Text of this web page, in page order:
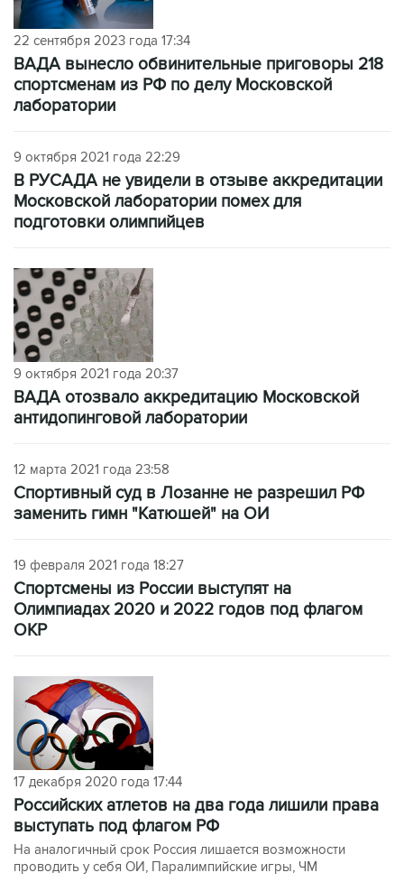
22 сентября 2023 года 17:34
ВАДА вынесло обвинительные приговоры 218
спортсменам из РФ по делу Московской
лаборатории
9 октября 2021 года 22:29
В РУСАДА не увидели в отзыве аккредитации
Московской лаборатории помех для
подготовки олимпийцев
9 октября 2021 года 20:37
ВАДА отозвало аккредитацию Московской
антидопинговой лаборатории
12 марта 2021 года 23:58
Спортивный суд в Лозанне не разрешил РФ
заменить гимн "Катюшей" на ОИ
19 февраля 2021 года 18:27
Спортсмены из России выступят на
Олимпиадах 2020 и 2022 годов под флагом
ОКР
17 декабря 2020 года 17:44
Российских атлетов на два года лишили права
выступать под флагом РФ
На аналогичный срок Россия лишается возможности
проводить у себя ОИ, Паралимпийские игры, ЧМ